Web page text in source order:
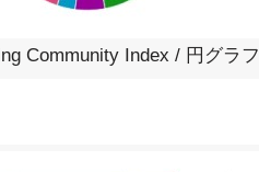
Community Index / 円グラフ